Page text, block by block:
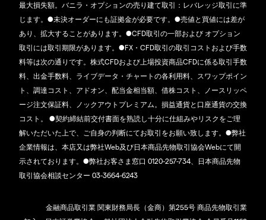
最大損失額。バニラ・オプションの売り建て取引：レバレッジ取引に準
じます。●未決オーダーにも証拠金が必要です。●売値と買値には差が
あり、拡大することがあります。●CFD取引の一部および オプション
取引には取引期限があります。●FX・CFD取引の取引コストおよび手数
料等は次の通りです。株式CFDおよび上場投資商品CFDに係る取引手数
料、出金手数料、ライブデータ・チャートの各利用料、スワップポイン
ト、調達コスト、アドオン、配当金相当額、借株コスト、ノースリッペ
ージ注文保証料、ノックアウトプレミアム。損益通貨と口座通貨の交換
コスト。 ●契約締結前交付書面を熟読し十分に仕組みやリスクをご理
解いただいた上で、ご自身の判断にてお取引をお願い致します。●弊社
企業情報は、本店又は弊社Web及び日本商品先物取引協会Webにて開
示されております。●弊社お客さま窓口 0120-257-734、日本商品先物
取引協会相談センター 03-3664-6243
金融商品取引業 関東財務局長（金商）第255号 商品先物取引業